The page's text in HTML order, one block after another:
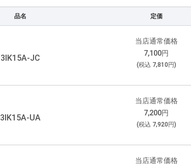
品名 定価
3IK15A-JC
当店通常価格
7,100円
(税込 7,810 円)
3IK15A-UA
当店通常価格
7,200円
(税込 7,920 円)
当店通常価格